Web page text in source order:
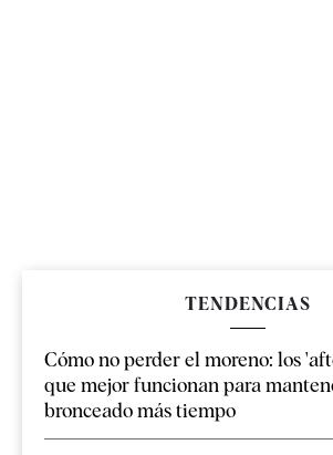
TENDENCIAS
Cómo no perder el moreno: los
que mejor funcionan para
bronceado más tiempo